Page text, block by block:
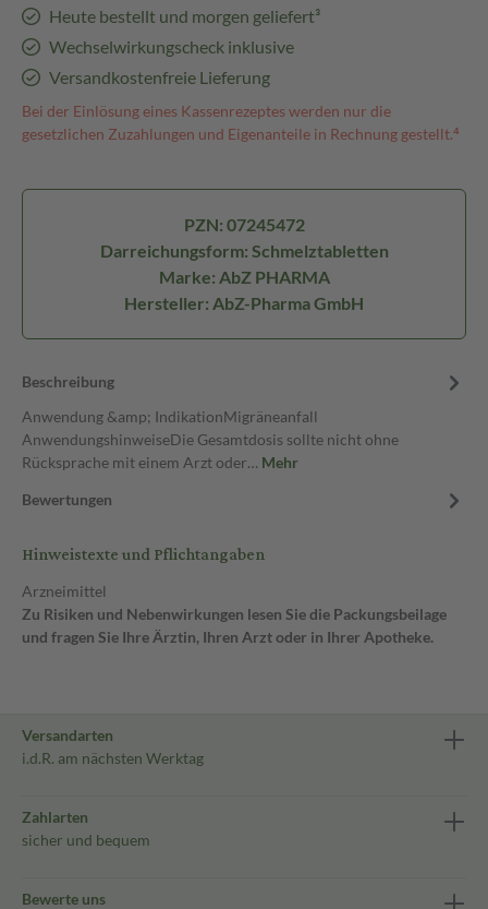
Heute bestellt und morgen geliefert³
Wechselwirkungscheck inklusive
Versandkostenfreie Lieferung
Bei der Einlösung eines Kassenrezeptes werden nur die
gesetzlichen Zuzahlungen und Eigenanteile in Rechnung gestellt.⁴
PZN: 07245472
Darreichungsform: Schmelztabletten
Marke: AbZ PHARMA
Hersteller: AbZ-Pharma GmbH
Beschreibung
Anwendung &amp; IndikationMigräneanfall
AnwendungshinweiseDie Gesamtdosis sollte nicht ohne
Rücksprache mit einem Arzt oder… Mehr
Bewertungen
Hinweistexte und Pflichtangaben
Arzneimittel
Zu Risiken und Nebenwirkungen lesen Sie die Packungsbeilage
und fragen Sie Ihre Ärztin, Ihren Arzt oder in Ihrer Apotheke.
Versandarten
i.d.R. am nächsten Werktag
Zahlarten
sicher und bequem
Bewerte uns